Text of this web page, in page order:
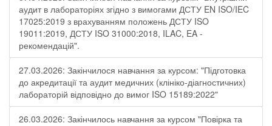
аудит в лабораторіях згідно з вимогами ДСТУ EN ISO/IEC
17025:2019 з врахуванням положень ДСТУ ISO
19011:2019, ДСТУ ISO 31000:2018, ILAC, EA -
рекомендацій".
27.03.2026: Закінчилося навчання за курсом: "Підготовка
до акредитації та аудит медичних (клініко-діагностичних)
лабораторій відповідно до вимог ISO 15189:2022"
26.03.2026: Закінчилось навчання за курсом "Повірка та